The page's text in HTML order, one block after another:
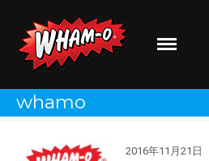
Wham-O
Go out and play!
whamo
2016年11月21日